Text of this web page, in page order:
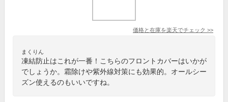
価格と在庫を楽天でチェック >>
まくりん
凍結防止はこれが一番！こちらのフロントカバーはいかが
でしょうか。霜除けや紫外線対策にも効果的。オールシー
ズン使えるのもいいですね。